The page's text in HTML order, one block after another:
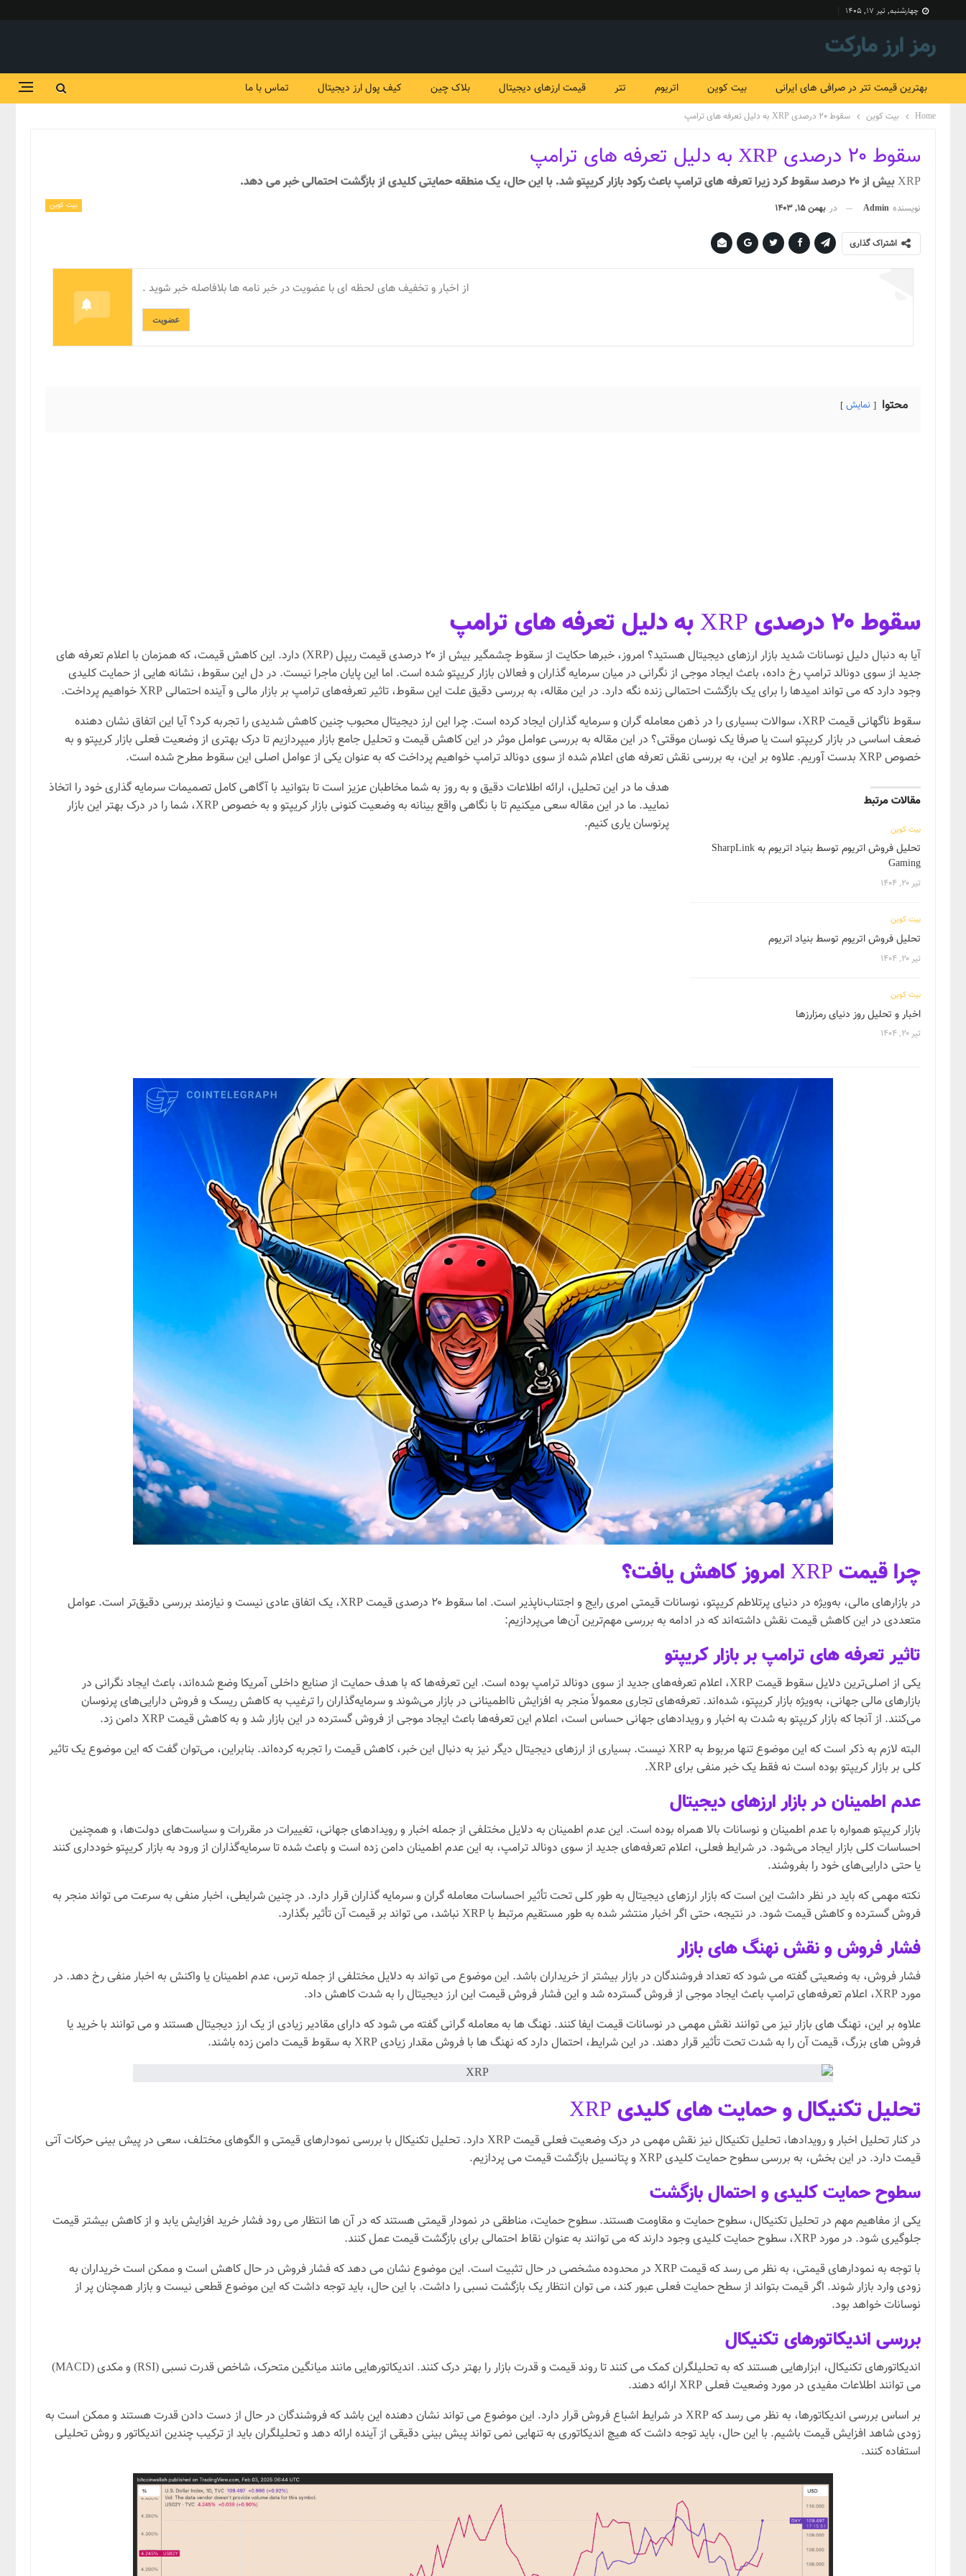
چهارشنبه, تیر ۱۷, ۱۴۰۵
رمز ارز مارکت
بهترین قیمت تتر در صرافی های ایرانی بیت کوین اتریوم تتر قیمت ارزهای دیجیتال بلاک چین کیف پول ارز دیجیتال تماس با ما
Home بیت کوین سقوط 20 درصدی XRP به دلیل تعرفه های ترامپ
سقوط ۲۰ درصدی XRP به دلیل تعرفه های ترامپ
XRP بیش از ۲۰ درصد سقوط کرد زیرا تعرفه های ترامپ باعث رکود بازار کریپتو شد. با این حال، یک منطقه حمایتی کلیدی از بازگشت احتمالی خبر می دهد.
بیت کوین نویسنده Admin در بهمن 15, 1403
اشتراک گذاری
از اخبار و تخفیف های لحظه ای با عضویت در خبر نامه ها بلافاصله خبر شوید .
عضویت
محتوا نمایش
سقوط ۲۰ درصدی XRP به دلیل تعرفه های ترامپ
آیا به دنبال دلیل نوسانات شدید بازار ارزهای دیجیتال هستید؟ امروز، خبرها حکایت از سقوط چشمگیر بیش از ۲۰ درصدی قیمت ریپل (XRP) دارد. این کاهش قیمت، که همزمان با اعلام تعرفه های
جدید از سوی دونالد ترامپ رخ داده، باعث ایجاد موجی از نگرانی در میان سرمایه گذاران و فعالان بازار کریپتو شده است. اما این پایان ماجرا نیست. در دل این سقوط، نشانه هایی از حمایت کلیدی
وجود دارد که می تواند امیدها را برای یک بازگشت احتمالی زنده نگه دارد. در این مقاله، به بررسی دقیق علت این سقوط، تاثیر تعرفه‌های ترامپ بر بازار مالی و آینده احتمالی XRP خواهیم پرداخت.
سقوط ناگهانی قیمت XRP، سوالات بسیاری را در ذهن معامله گران و سرمایه گذاران ایجاد کرده است. چرا این ارز دیجیتال محبوب چنین کاهش شدیدی را تجربه کرد؟ آیا این اتفاق نشان دهنده
ضعف اساسی در بازار کریپتو است یا صرفا یک نوسان موقتی؟ در این مقاله به بررسی عوامل موثر در این کاهش قیمت و تحلیل جامع بازار میپردازیم تا درک بهتری از وضعیت فعلی بازار کریپتو و به
خصوص XRP بدست آوریم. علاوه بر این، به بررسی نقش تعرفه های اعلام شده از سوی دونالد ترامپ خواهیم پرداخت که به عنوان یکی از عوامل اصلی این سقوط مطرح شده است.
مقالات مرتبط
بیت کوین
تحلیل فروش اتریوم توسط بنیاد اتریوم به SharpLink
Gaming
تیر ۲۰, ۱۴۰۴
بیت کوین
تحلیل فروش اتریوم توسط بنیاد اتریوم
تیر ۲۰, ۱۴۰۴
بیت کوین
اخبار و تحلیل روز دنیای رمزارزها
تیر ۲۰, ۱۴۰۴
هدف ما در این تحلیل، ارائه اطلاعات دقیق و به روز به شما مخاطبان عزیز است تا بتوانید با آگاهی کامل تصمیمات سرمایه گذاری خود را اتخاذ
نمایید. ما در این مقاله سعی میکنیم تا با نگاهی واقع بینانه به وضعیت کنونی بازار کریپتو و به خصوص XRP، شما را در درک بهتر این بازار
پرنوسان یاری کنیم.
چرا قیمت XRP امروز کاهش یافت؟
در بازارهای مالی، به‌ویژه در دنیای پرتلاطم کریپتو، نوسانات قیمتی امری رایج و اجتناب‌ناپذیر است. اما سقوط ۲۰ درصدی قیمت XRP، یک اتفاق عادی نیست و نیازمند بررسی دقیق‌تر است. عوامل
متعددی در این کاهش قیمت نقش داشته‌اند که در ادامه به بررسی مهم‌ترین آن‌ها می‌پردازیم:
تاثیر تعرفه های ترامپ بر بازار کریپتو
یکی از اصلی‌ترین دلایل سقوط قیمت XRP، اعلام تعرفه‌های جدید از سوی دونالد ترامپ بوده است. این تعرفه‌ها که با هدف حمایت از صنایع داخلی آمریکا وضع شده‌اند، باعث ایجاد نگرانی در
بازارهای مالی جهانی، به‌ویژه بازار کریپتو، شده‌اند. تعرفه‌های تجاری معمولاً منجر به افزایش نااطمینانی در بازار می‌شوند و سرمایه‌گذاران را ترغیب به کاهش ریسک و فروش دارایی‌های پرنوسان
می‌کنند. از آنجا که بازار کریپتو به شدت به اخبار و رویدادهای جهانی حساس است، اعلام این تعرفه‌ها باعث ایجاد موجی از فروش گسترده در این بازار شد و به کاهش قیمت XRP دامن زد.
البته لازم به ذکر است که این موضوع تنها مربوط به XRP نیست. بسیاری از ارزهای دیجیتال دیگر نیز به دنبال این خبر، کاهش قیمت را تجربه کرده‌اند. بنابراین، می‌توان گفت که این موضوع یک تاثیر
کلی بر بازار کریپتو بوده است نه فقط یک خبر منفی برای XRP.
عدم اطمینان در بازار ارزهای دیجیتال
بازار کریپتو همواره با عدم اطمینان و نوسانات بالا همراه بوده است. این عدم اطمینان به دلایل مختلفی از جمله اخبار و رویدادهای جهانی، تغییرات در مقررات و سیاست‌های دولت‌ها، و همچنین
احساسات کلی بازار ایجاد می‌شود. در شرایط فعلی، اعلام تعرفه‌های جدید از سوی دونالد ترامپ، به این عدم اطمینان دامن زده است و باعث شده تا سرمایه‌گذاران از ورود به بازار کریپتو خودداری کنند
یا حتی دارایی‌های خود را بفروشند.
نکته مهمی که باید در نظر داشت این است که بازار ارزهای دیجیتال به طور کلی تحت تأثیر احساسات معامله گران و سرمایه گذاران قرار دارد. در چنین شرایطی، اخبار منفی به سرعت می تواند منجر به
فروش گسترده و کاهش قیمت شود. در نتیجه، حتی اگر اخبار منتشر شده به طور مستقیم مرتبط با XRP نباشد، می تواند بر قیمت آن تأثیر بگذارد.
فشار فروش و نقش نهنگ های بازار
فشار فروش، به وضعیتی گفته می شود که تعداد فروشندگان در بازار بیشتر از خریداران باشد. این موضوع می تواند به دلایل مختلفی از جمله ترس، عدم اطمینان یا واکنش به اخبار منفی رخ دهد. در
مورد XRP، اعلام تعرفه‌های ترامپ باعث ایجاد موجی از فروش گسترده شد و این فشار فروش قیمت این ارز دیجیتال را به شدت کاهش داد.
علاوه بر این، نهنگ های بازار نیز می توانند نقش مهمی در نوسانات قیمت ایفا کنند. نهنگ ها به معامله گرانی گفته می شود که دارای مقادیر زیادی از یک ارز دیجیتال هستند و می توانند با خرید یا
فروش های بزرگ، قیمت آن را به شدت تحت تأثیر قرار دهند. در این شرایط، احتمال دارد که نهنگ ها با فروش مقدار زیادی XRP به سقوط قیمت دامن زده باشند.
تحلیل تکنیکال و حمایت های کلیدی XRP
در کنار تحلیل اخبار و رویدادها، تحلیل تکنیکال نیز نقش مهمی در درک وضعیت فعلی قیمت XRP دارد. تحلیل تکنیکال با بررسی نمودارهای قیمتی و الگوهای مختلف، سعی در پیش بینی حرکات آتی
قیمت دارد. در این بخش، به بررسی سطوح حمایت کلیدی XRP و پتانسیل بازگشت قیمت می پردازیم.
سطوح حمایت کلیدی و احتمال بازگشت
یکی از مفاهیم مهم در تحلیل تکنیکال، سطوح حمایت و مقاومت هستند. سطوح حمایت، مناطقی در نمودار قیمتی هستند که در آن ها انتظار می رود فشار خرید افزایش یابد و از کاهش بیشتر قیمت
جلوگیری شود. در مورد XRP، سطوح حمایت کلیدی وجود دارند که می توانند به عنوان نقاط احتمالی برای بازگشت قیمت عمل کنند.
با توجه به نمودارهای قیمتی، به نظر می رسد که قیمت XRP در محدوده مشخصی در حال تثبیت است. این موضوع نشان می دهد که فشار فروش در حال کاهش است و ممکن است خریداران به
زودی وارد بازار شوند. اگر قیمت بتواند از سطح حمایت فعلی عبور کند، می توان انتظار یک بازگشت نسبی را داشت. با این حال، باید توجه داشت که این موضوع قطعی نیست و بازار همچنان پر از
نوسانات خواهد بود.
بررسی اندیکاتورهای تکنیکال
اندیکاتورهای تکنیکال، ابزارهایی هستند که به تحلیلگران کمک می کنند تا روند قیمت و قدرت بازار را بهتر درک کنند. اندیکاتورهایی مانند میانگین متحرک، شاخص قدرت نسبی (RSI) و مکدی (MACD)
می توانند اطلاعات مفیدی در مورد وضعیت فعلی XRP ارائه دهند.
بر اساس بررسی اندیکاتورها، به نظر می رسد که XRP در شرایط اشباع فروش قرار دارد. این موضوع می تواند نشان دهنده این باشد که فروشندگان در حال از دست دادن قدرت هستند و ممکن است به
زودی شاهد افزایش قیمت باشیم. با این حال، باید توجه داشت که هیچ اندیکاتوری به تنهایی نمی تواند پیش بینی دقیقی از آینده ارائه دهد و تحلیلگران باید از ترکیب چندین اندیکاتور و روش تحلیلی
استفاده کنند.